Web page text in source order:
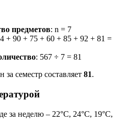
предметов: n = 7
+ 90 + 75 + 60 + 85 + 92 + 81 =
: 567 ÷ 7 = 81
семестр составляет 81.
за неделю – 22°C, 24°C, 19°C,